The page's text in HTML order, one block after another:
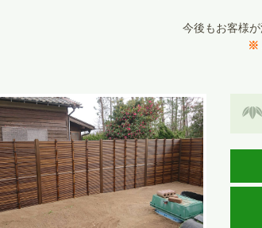
今後もお客様
※